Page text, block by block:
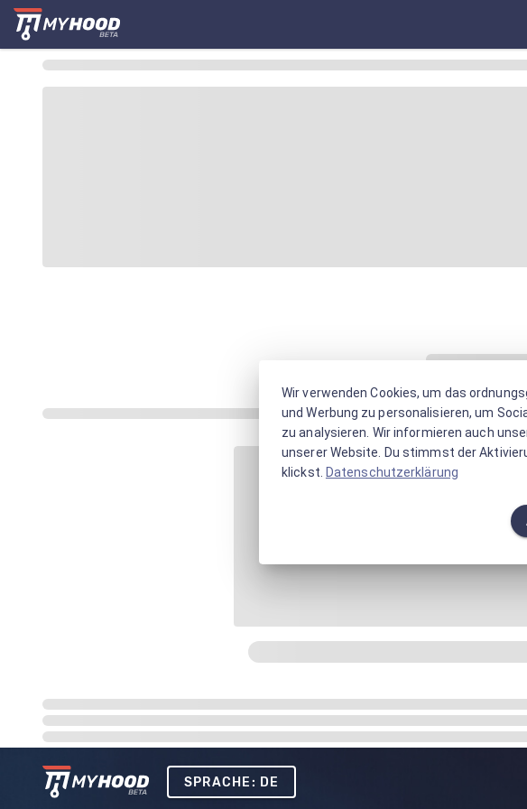
SPRACHE: DE
Wir verwenden Cookies, um das
und Werbung zu personalisieren, um
zu analysieren. Wir informieren auch
unserer Website. Du stimmst der
klickst. Datenschutzerklärung